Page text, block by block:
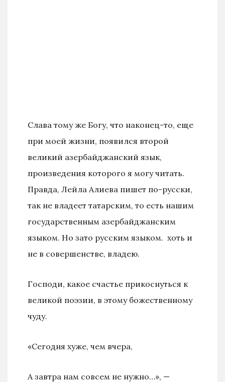
Слава тому же Богу, что наконец-то, еще
при моей жизни, появился второй
великий азербайджанский язык,
произведения которого я могу читать.
Правда, Лейла Алиева пишет по-русски,
так не владеет татарским, то есть нашим
государственным азербайджанским
языком. Но зато русским языком. хоть и
не в совершенстве, владею.
Господи, какое счастье прикоснуться к
великой поэзии, в этому божественному
чуду.
«Сегодня хуже, чем вчера,
А завтра нам совсем не нужно…», —